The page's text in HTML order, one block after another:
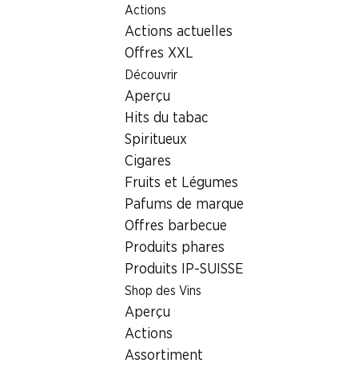
Actions
Actions actuelles
Offres XXL
Découvrir
Aperçu
Hits du tabac
Spiritueux
Cigares
Fruits et Légumes
Pafums de marque
Offres barbecue
Produits phares
Produits IP-SUISSE
Shop des Vins
Aperçu
Actions
Assortiment
Localisateur de succursales
Succursale Denner Forchstrasse 261, 8032 Zürich
8032 Zürich
Forchstrasse 261, 8032 Zürich
Heures d'ouverture